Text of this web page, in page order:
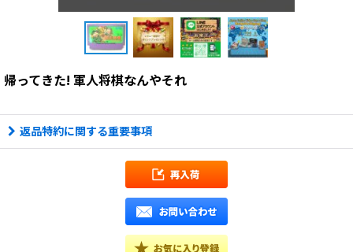
帰ってきた! 軍人将棋なんやそれ
返品特約に関する重要事項